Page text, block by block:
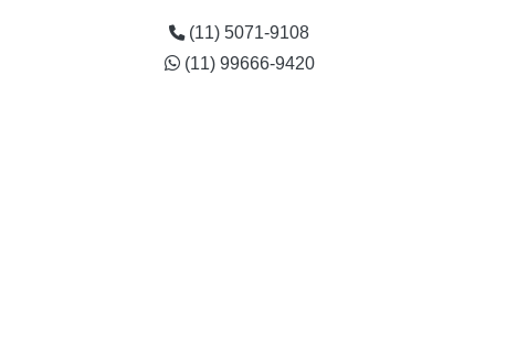
(11) 5071-9108
(11) 99666-9420